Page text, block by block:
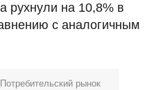
рухнули на 10,8% в
с аналогичным
Потребительский рынок